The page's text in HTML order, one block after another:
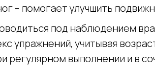
– помогает улучшить
под наблюдением
упражнений, учитывая
выполнении и в